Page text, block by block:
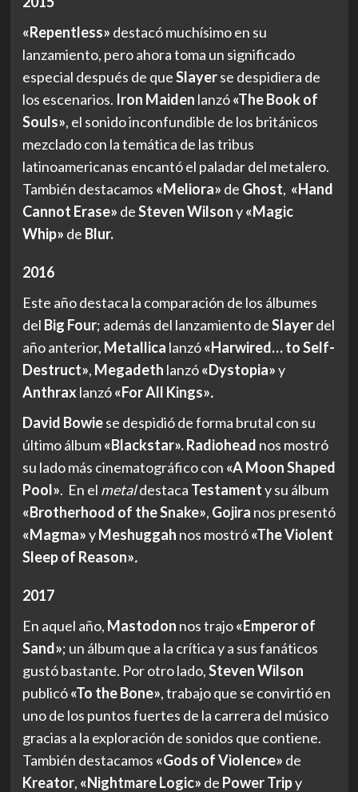
«Repentless» destacó muchísimo en su
lanzamiento, pero ahora toma un significado
especial después de queSlayerse despidiera de
los escenarios. Iron Maiden lanzó«The Book of
Souls», el sonido inconfundible de los británicos
mezclado con la temática de las tribus
latinoamericanas encantó el paladar del metalero.
También destacamos «Meliora» de Ghost, «Hand
Cannot Erase» deSteven Wilsony«Magic
Whip» de Blur.
2016
Este año destaca la comparación de los álbumes
del Big Four; además del lanzamiento deSlayerdel
año anterior, Metallica lanzó«Harwired… to Self-
Destruct», Megadeth lanzó«Dystopia»y
Anthrax lanzó«For All Kings».
David Bowiese despidió de forma brutal con su
último álbum«Blackstar». Radiohead nos mostró
su lado más cinematográfico con «A Moon Shaped
Pool». En el metaldestaca Testamenty su álbum
«Brotherhood of the Snake», Gojira nos presentó
«Magma»yMeshuggah nos mostró «The Violent
Sleep of Reason».
2017
En aquel año, Mastodon nos trajo«Emperor of
Sand»; un álbum que a la crítica y a sus fanáticos
gustó bastante. Por otro lado,Steven Wilson
publicó«To the Bone», trabajo que se convirtió en
uno de los puntos fuertes de la carrera del músico
gracias a la exploración de sonidos que contiene.
También destacamos «Gods of Violence» de
Kreator, «Nightmare Logic» de Power Tripy